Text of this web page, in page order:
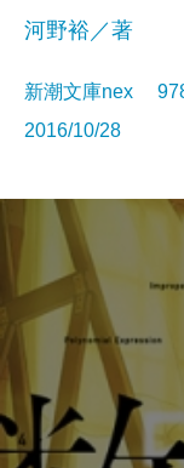
河野裕／著
新潮文庫nex
2016/10/28